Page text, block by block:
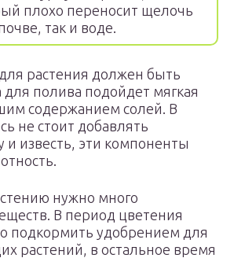
плохо переносит щелочь
так и воде.
растения должен быть
полива подойдет мягкая
содержанием солей. В
не стоит добавлять
и известь, эти компоненты
нужно много
В период цветения
подкормить удобрением для
растений, в остальное время